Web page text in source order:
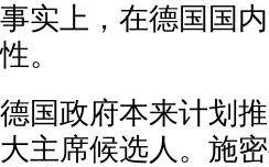
事实上，在德国国
性。
德国政府本来计划
大主席候选人。施